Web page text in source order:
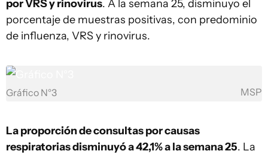
por VRS y rinovirus. A la semana 25, disminuyo el
porcentaje de muestras positivas, con predominio
de influenza, VRS y rinovirus.
Gráfico N°3 MSP
La proporción de consultas por causas
respiratorias disminuyó a 42,1% a la semana 25. La